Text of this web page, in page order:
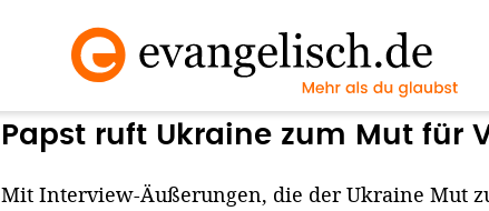
Papst ruft Ukraine zum Mut für
Mit Interview-Äußerungen, die der Ukraine Mut